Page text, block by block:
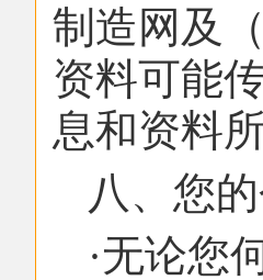
制造网及
资料可能
息和资料
八、您
·无论您